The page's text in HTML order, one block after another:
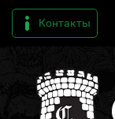
Контакты